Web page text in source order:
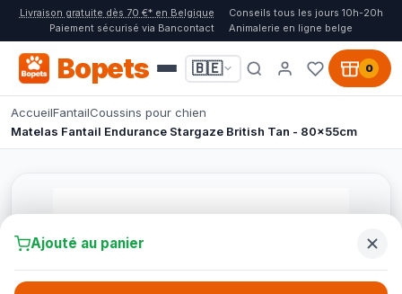
Livraison gratuite dès 70 €* en Belgique
Conseils tous les jours 10h-20h
Paiement sécurisé via Bancontact
Animalerie en ligne belge
Bopets 🇧🇪 0
AccueilFantailCoussins pour chien
Matelas Fantail Endurance Stargaze British Tan - 80x55cm
Ajouté au panier